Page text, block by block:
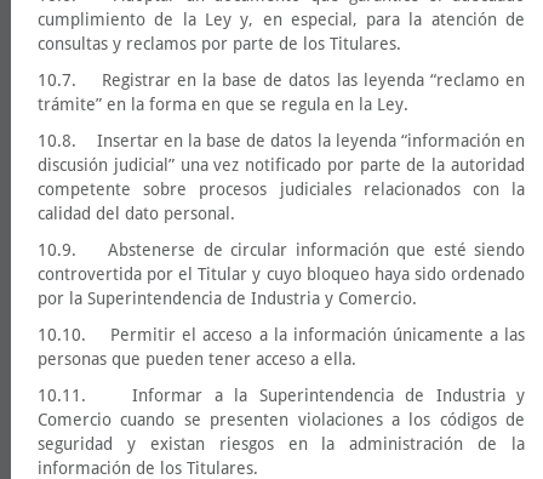
cumplimiento de la Ley y, en especial, para la atención de
consultas y reclamos por parte de los Titulares.
10.7. Registrar en la base de datos las leyenda “reclamo en
trámite” en la forma en que se regula en la Ley.
10.8. Insertar en la base de datos la leyenda “información en
discusión judicial” una vez notificado por parte de la autoridad
competente sobre procesos judiciales relacionados con la
calidad del dato personal.
10.9. Abstenerse de circular información que esté siendo
controvertida por el Titular y cuyo bloqueo haya sido ordenado
por la Superintendencia de Industria y Comercio.
10.10. Permitir el acceso a la información únicamente a las
personas que pueden tener acceso a ella.
10.11. Informar a la Superintendencia de Industria y
Comercio cuando se presenten violaciones a los códigos de
seguridad y existan riesgos en la administración de la
información de los Titulares.